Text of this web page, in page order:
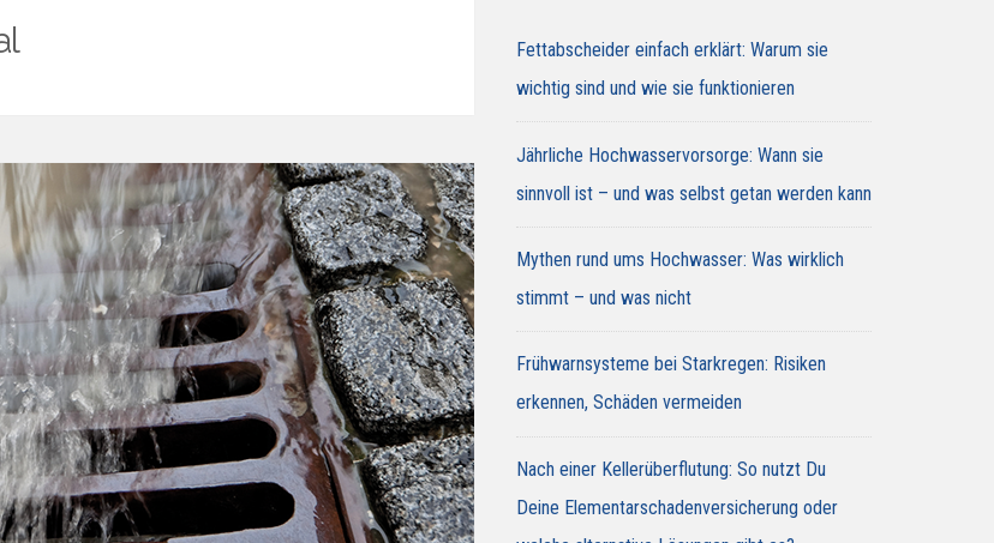
Fettabscheider einfach erklärt: Warum sie
wichtig sind und wie sie funktionieren
Jährliche Hochwasservorsorge: Wann sie
sinnvoll ist – und was selbst getan werden kann
Mythen rund ums Hochwasser: Was wirklich
stimmt – und was nicht
Frühwarnsysteme bei Starkregen: Risiken
erkennen, Schäden vermeiden
Nach einer Kellerüberflutung: So nutzt Du
Deine Elementarschadenversicherung oder